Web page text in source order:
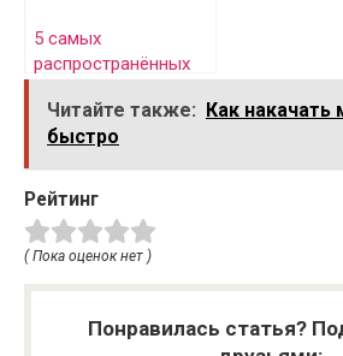
5 самых
распространённых
здоровье зубов.
Читайте также:
Как
быстро
Рейтинг
( Пока оценок нет )
Понравилась статья?